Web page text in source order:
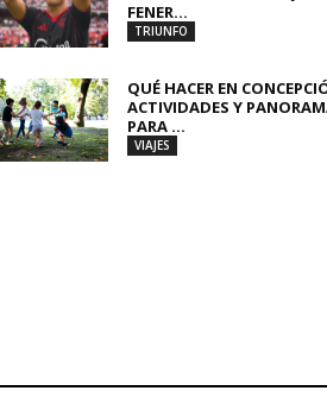
FENER...
TRIUNFO
QUÉ HACER EN
ACTIVIDADES Y
PARA ...
VIAJES